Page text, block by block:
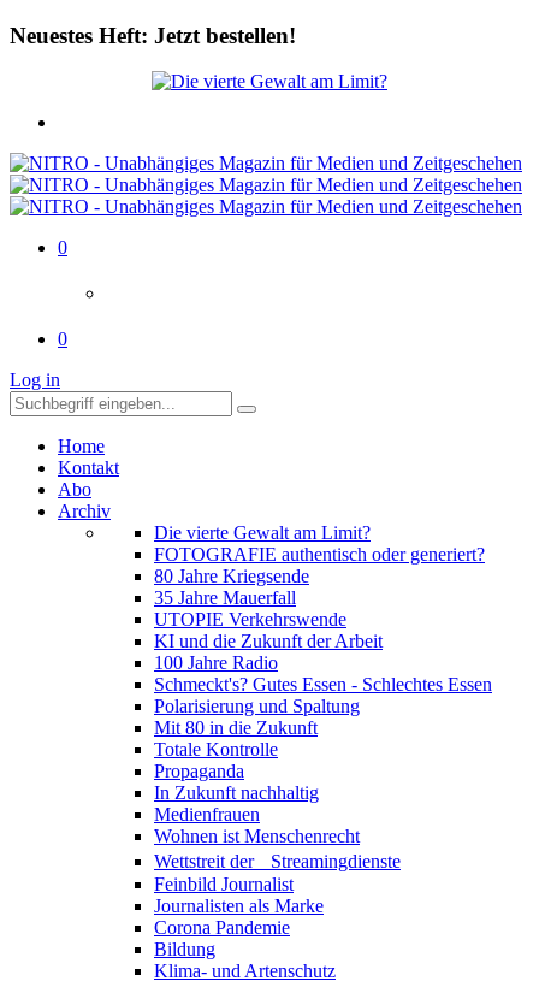
Neuestes Heft: Jetzt bestellen!
0
0
Log in
Home
Kontakt
Abo
Archiv
Die vierte Gewalt am Limit?
FOTOGRAFIE authentisch oder generiert?
80 Jahre Kriegsende
35 Jahre Mauerfall
UTOPIE Verkehrswende
KI und die Zukunft der Arbeit
100 Jahre Radio
Schmeckt's? Gutes Essen - Schlechtes Essen
Polarisierung und Spaltung
Mit 80 in die Zukunft
Totale Kontrolle
Propaganda
In Zukunft nachhaltig
Medienfrauen
Wohnen ist Menschenrecht
Wettstreit der Streamingdienste
Feinbild Journalist
Journalisten als Marke
Corona Pandemie
Bildung
Klima- und Artenschutz